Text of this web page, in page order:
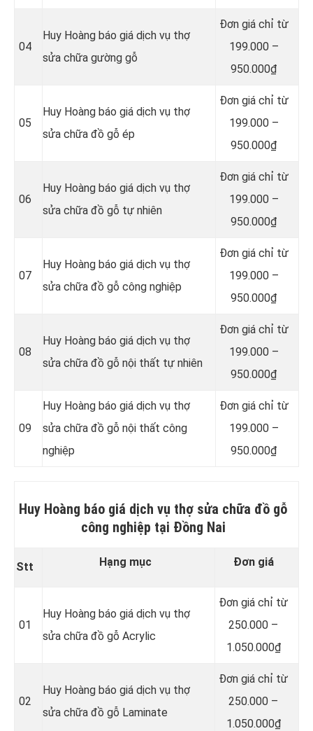
04
Huy Hoàng báo giá dịch vụ thợ
sửa chữa gường gỗ
Đơn giá chỉ từ
199.000 –
950.000₫
05
Huy Hoàng báo giá dịch vụ thợ
sửa chữa đồ gỗ ép
Đơn giá chỉ từ
199.000 –
950.000₫
06
Huy Hoàng báo giá dịch vụ thợ
sửa chữa đồ gỗ tự nhiên
Đơn giá chỉ từ
199.000 –
950.000₫
07
Huy Hoàng báo giá dịch vụ thợ
sửa chữa đồ gỗ công nghiệp
Đơn giá chỉ từ
199.000 –
950.000₫
08
Huy Hoàng báo giá dịch vụ thợ
sửa chữa đồ gỗ nội thất tự nhiên
Đơn giá chỉ từ
199.000 –
950.000₫
09
Huy Hoàng báo giá dịch vụ thợ
sửa chữa đồ gỗ nội thất công
nghiệp
Đơn giá chỉ từ
199.000 –
950.000₫
Huy Hoàng báo giá dịch vụ thợ sửa chữa đồ gỗ
công nghiệp tại Đồng Nai
Stt Hạng mục Đơn giá
01
Huy Hoàng báo giá dịch vụ thợ
sửa chữa đồ gỗ Acrylic
Đơn giá chỉ từ
250.000 –
1.050.000₫
02
Huy Hoàng báo giá dịch vụ thợ
sửa chữa đồ gỗ Laminate
Đơn giá chỉ từ
250.000 –
1.050.000₫